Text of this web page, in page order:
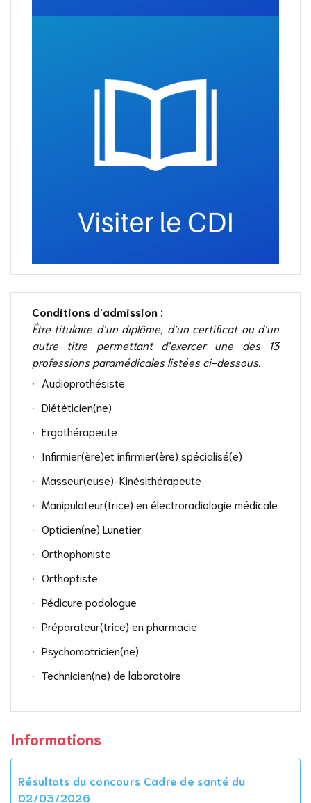
Conditions d’admission :
Être titulaire d’un diplôme, d’un certificat ou d’un
autre titre permettant d’exercer une des 13
professions paramédicales listées ci-dessous.
Audioprothésiste
Diététicien(ne)
Ergothérapeute
Infirmier(ère)et infirmier(ère) spécialisé(e)
Masseur(euse)-Kinésithérapeute
Manipulateur(trice) en électroradiologie médicale
Opticien(ne) Lunetier
Orthophoniste
Orthoptiste
Pédicure podologue
Préparateur(trice) en pharmacie
Psychomotricien(ne)
Technicien(ne) de laboratoire
Informations
Résultats du concours Cadre de santé du
02/03/2026